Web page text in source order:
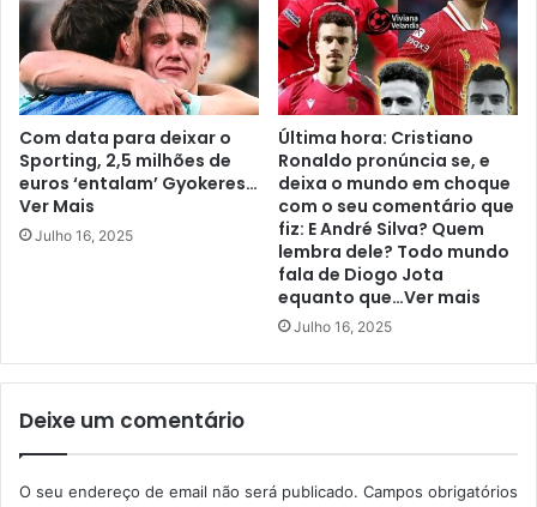
Com data para deixar o
Sporting, 2,5 milhões de
euros ‘entalam’ Gyokeres…
Ver Mais
Julho 16, 2025
Última hora: Cristiano
Ronaldo pronúncia se, e
deixa o mundo em choque
com o seu comentário que
fiz: E André Silva? Quem
lembra dele? Todo mundo
fala de Diogo Jota
equanto que…Ver mais
Julho 16, 2025
Deixe um comentário
O seu endereço de email não será publicado. Campos obrigatórios